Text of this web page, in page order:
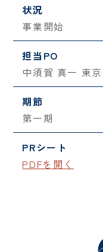
状況
事業開始
担当PO
中須賀 真一 東
期節
第一期
PRシート
PDFを開く